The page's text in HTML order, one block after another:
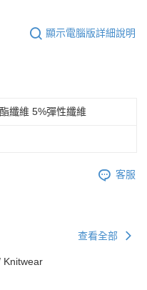
顯示電腦版詳細說明
纖維 5%彈性纖維
客服
查看全部
Knitwear